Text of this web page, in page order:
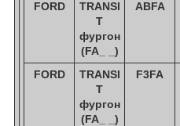
FORD
TRANSI
T
фургон
(FA_ _)
ABFA
FORD
TRANSI
T
фургон
(FA_ _)
F3FA